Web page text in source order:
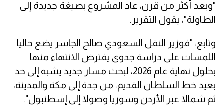
"وبعد أكثر من قرن، عاد المشروع بصيغة جديدة إلى
الطاولة"، يقول التقرير.
وتابع: "فوزير النقل السعودي صالح الجاسر يضع حاليا
اللمسات على دراسة جدوى يفترض الانتهاء منها
بحلول نهاية عام 2026، لبحث مسار جديد يشبه إلى حد
بعيد خط السلطان القديم: من جدة إلى مكة والمدينة،
ثم شمالا عبر الأردن وسوريا وصولا إلى إسطنبول".